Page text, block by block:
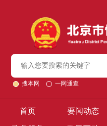
搜本网 一网通查
首页 要闻动态